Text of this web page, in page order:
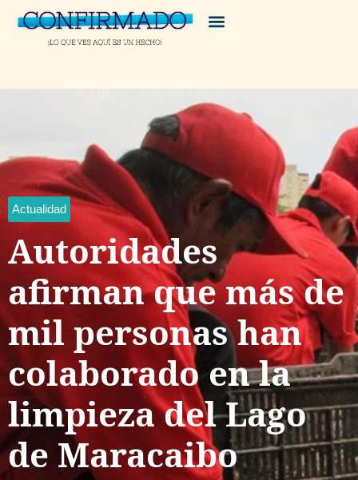
Actualidad
Autoridades
afirman que más de
mil personas han
colaborado en la
limpieza del Lago
de Maracaibo